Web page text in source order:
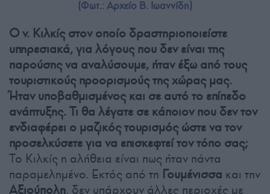
(Φωτ.: Αρχείο Β. Ιωαννίδη)
Ο ν. Κιλκίς στον οποίο δραστηριοποιείστε
υπηρεσιακά, για λόγους που δεν είναι της
παρούσης να αναλύσουμε, ήταν έξω από τους
τουριστικούς προορισμούς της χώρας μας.
Ήταν υποβαθμισμένος και σε αυτό το επίπεδο
ανάπτυξης. Τι θα λέγατε σε κάποιον που δεν τον
ενδιαφέρει ο μαζικός τουρισμός ώστε να τον
προσελκύσετε για να επισκεφτεί τον τόπο σας;
Το Κιλκίς η αλήθεια είναι πως ήταν πάντα
παραμελημένο. Εκτός από τη Γουμένισσα και την
Αξιούπολη, δεν υπάρχουν άλλες περιοχές με